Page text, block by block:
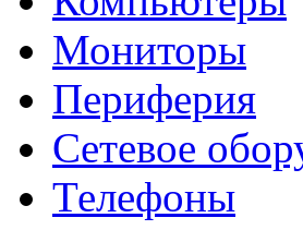
Мониторы
Периферия
Сетевое
Телефоны